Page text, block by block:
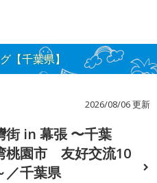
【千葉県】
2026/08/06 更新
街 in 幕張 〜千葉
桃園市 友好交流10
／千葉県